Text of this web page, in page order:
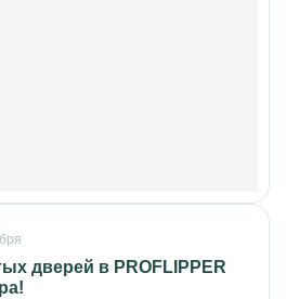
дверей в PROFLIPPER